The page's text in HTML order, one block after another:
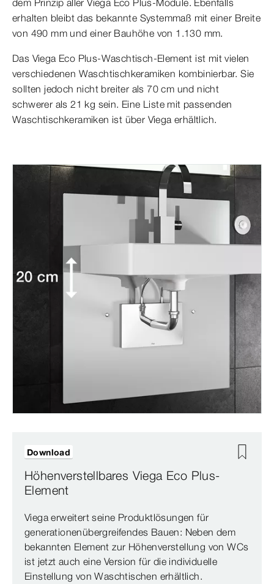
dem Prinzip aller Viega Eco Plus-Module. Ebenfalls
erhalten bleibt das bekannte Systemmaß mit einer Breite
von 490 mm und einer Bauhöhe von 1.130 mm.
Das Viega Eco Plus-Waschtisch-Element ist mit vielen
verschiedenen Waschtischkeramiken kombinierbar. Sie
sollten jedoch nicht breiter als 70 cm und nicht
schwerer als 21 kg sein. Eine Liste mit passenden
Waschtischkeramiken ist über Viega erhältlich.
Höhenverstellbares Viega Eco Plus-
Element
Viega erweitert seine Produktlösungen für
generationenübergreifendes Bauen: Neben dem
bekannten Element zur Höhenverstellung von WCs
ist jetzt auch eine Version für die individuelle
Einstellung von Waschtischen erhältlich.
Download